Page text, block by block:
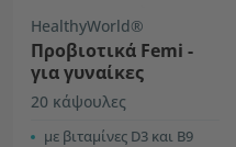
HealthyWorld®
Προβιοτικά Femi -
για γυναίκες
20 κάψουλες
με βιταμίνες D3 και B9